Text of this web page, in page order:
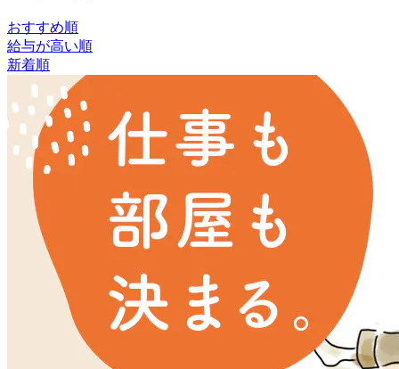
おすすめ順
給与が高い順
新着順